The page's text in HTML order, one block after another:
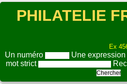
PHILATELIE
Ex
Un numéro Une expression
mot strict